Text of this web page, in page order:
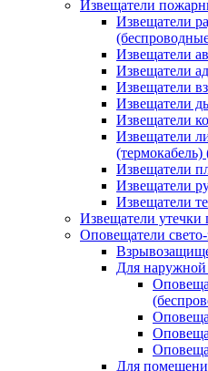
Извещатели
Извещатели
Извещатели
Извещатели
Извещатели
Извещатели
Извещатели
Извещатели
(термокабель)
Извещатели
Извещатели
Извещатели
Извещатели утечки
Оповещатели
Для
Для